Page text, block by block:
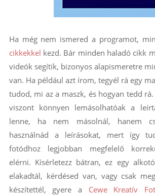
Ha még nem ismered a programot,
cikkekkel kezd. Bár minden haladó cikk
videók segítik, bizonyos alapismeretre
van. Ha például azt írom, tegyél rá egy
tudod, mi az a maszk, és hogyan tedd
viszont könnyen lemásolhatóak a
lenne, ha nem másolnál, hanem
használnád a leírásokat, mert így
fotódhoz legjobban megfelelő
elérni. Kísérletezz bátran, ez egy
elakadtál, kérdésed van, vagy csak
készítettél, gyere a Cewe Kreatív